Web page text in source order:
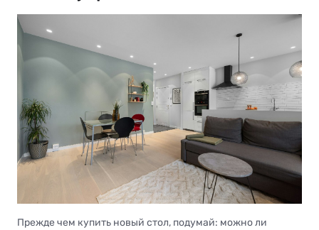
Прежде чем купить новый стол, подумай: можно ли